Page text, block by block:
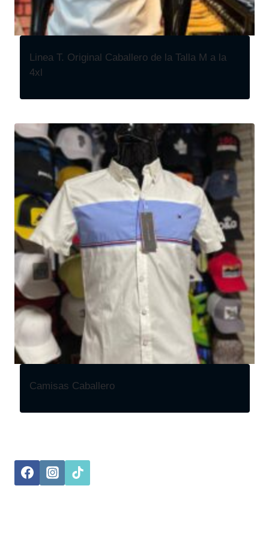
Linea T. Original Caballero de la Talla M a la
4xl
Camisas Caballero